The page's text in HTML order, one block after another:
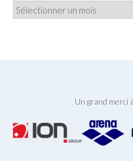
Archives
Un grand merci